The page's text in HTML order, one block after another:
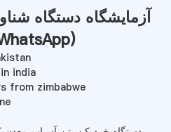
آزمایشگاه دستگاه
)
india
from zimbabwe